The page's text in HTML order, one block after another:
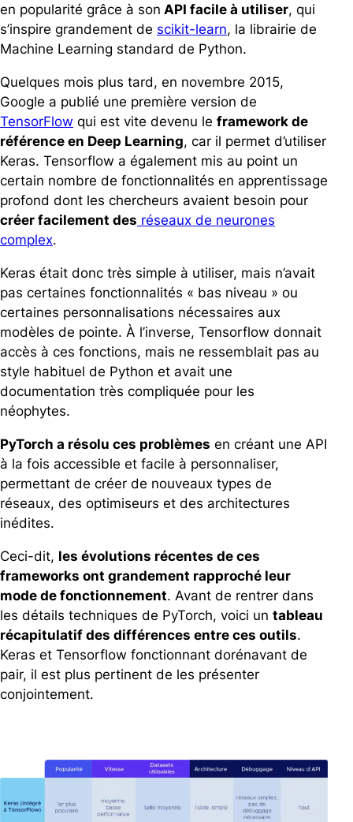
en popularité grâce à son API facile à utiliser, qui
s’inspire grandement de scikit-learn, la librairie de
Machine Learning standard de Python.
Quelques mois plus tard, en novembre 2015,
Google a publié une première version de
TensorFlow qui est vite devenu le framework de
référence en Deep Learning, car il permet d’utiliser
Keras. Tensorflow a également mis au point un
certain nombre de fonctionnalités en apprentissage
profond dont les chercheurs avaient besoin pour
créer facilement des réseaux de neurones
complex.
Keras était donc très simple à utiliser, mais n’avait
pas certaines fonctionnalités « bas niveau » ou
certaines personnalisations nécessaires aux
modèles de pointe. À l’inverse, Tensorflow donnait
accès à ces fonctions, mais ne ressemblait pas au
style habituel de Python et avait une
documentation très compliquée pour les
néophytes.
PyTorch a résolu ces problèmes en créant une API
à la fois accessible et facile à personnaliser,
permettant de créer de nouveaux types de
réseaux, des optimiseurs et des architectures
inédites.
Ceci-dit, les évolutions récentes de ces
frameworks ont grandement rapproché leur
mode de fonctionnement. Avant de rentrer dans
les détails techniques de PyTorch, voici un tableau
récapitulatif des différences entre ces outils.
Keras et Tensorflow fonctionnant dorénavant de
pair, il est plus pertinent de les présenter
conjointement.